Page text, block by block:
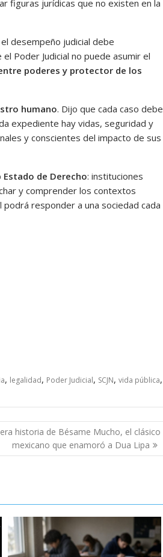
figuras jurídicas que no existen en la
desempeño judicial debe
Poder Judicial no puede asumir el
poderes y protector de los
humano. Dijo que cada caso debe
expediente hay vidas, seguridad y
y conscientes del impacto de sus
Estado de Derecho: instituciones
y comprender los contextos
podrá responder a una sociedad cada
, legalidad, Poder Judicial, SCJN, vida pública,
historia de Bésame Mucho, el clásico
mexicano que enamoró a Dua Lipa